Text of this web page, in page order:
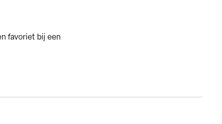
favoriet bij een